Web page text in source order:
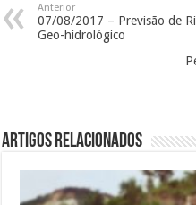
Anterior
07/08/2017 – Previsão de
Geo-hidrológico
Artigos Relacionados